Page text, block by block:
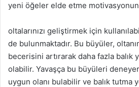
yeni öğeler elde etme
oltalarınızı geliştirmek için
de bulunmaktadır. Bu büyüler,
becerisini artırarak daha fazla balık
olabilir. Yavaşça bu büyüleri
uygun olanı bulabilir ve balık tutma